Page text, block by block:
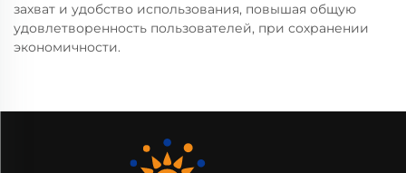
захват и удобство использования, повышая общую
удовлетворенность пользователей, при сохранении
экономичности.